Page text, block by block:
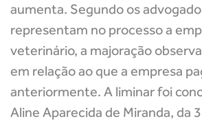
aumenta. Segundo os
representam no processo a
veterinário, a majoração
em relação ao que a empresa
anteriormente. A liminar foi
Aline Aparecida de Miranda, da